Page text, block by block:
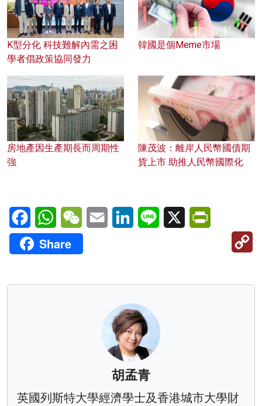
K型分化 科技難解內需之困
學者倡政策協同發力
韓國是個Meme市場
房地產因生產期長而周期性
強
陳茂波：離岸人民幣國債期
貨上市 助推人民幣國際化
FacebookWhatsAppWeChatEmail LinkedInLine X
Share
胡孟青
英國列斯特大學經濟學士及香港城市大學財